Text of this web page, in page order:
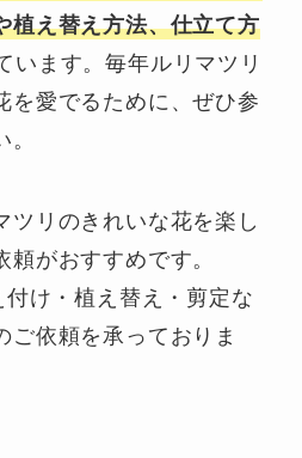
植え替え方法、仕立て方
います。毎年ルリマツリ
を愛でるために、ぜひ参
ツリのきれいな花を楽し
がおすすめです。
け・植え替え・剪定な
ご依頼を承っておりま